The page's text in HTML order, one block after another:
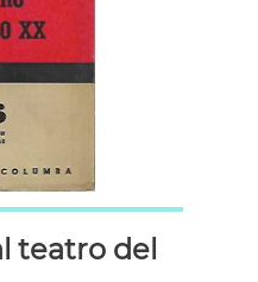
teatro del